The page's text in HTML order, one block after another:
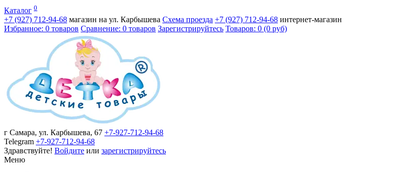
Каталог 0
+7 (927) 712-94-68 магазин на ул. Карбышева Схема проезда +7 (927) 712-94-68 интернет-магазин
Избранное: 0 товаров Сравнение: 0 товаров Зарегистрируйтесь Товаров: 0 (0 руб)
г Самара, ул. Карбышева, 67 +7-927-712-94-68
Telegram +7-927-712-94-68
Здравствуйте! Войдите или зарегистрируйтесь
Меню